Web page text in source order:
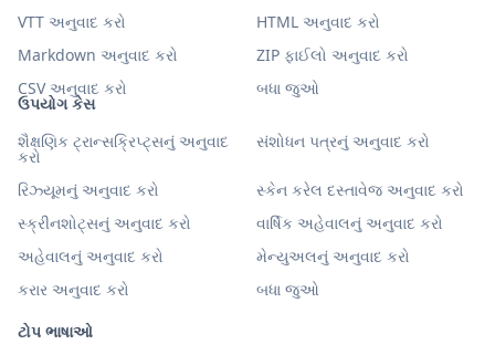
ઉપયોગ કેસ
શૈક્ષણિક ટ્રાન્સક્રિપ્ટ્સનું અનુવાદ
કરો
સંશોધન પત્રનું અનુવાદ કરો
રિઝ્યૂમનું અનુવાદ કરો
સ્કેન કરેલ દસ્તાવેજ અનુવાદ કરો
સ્ક્રીનશોટ્સનું અનુવાદ કરો
વાર્ષિક અહેવાલનું અનુવાદ કરો
અહેવાલનું અનુવાદ કરો
મેન્યુઅલનું અનુવાદ કરો
કરાર અનુવાદ કરો
બધા જુઓ
ટોપ ભાષાઓ
VTT અનુવાદ કરો
HTML અનુવાદ કરો
Markdown અનુવાદ કરો
ZIP ફાઈલો અનુવાદ કરો
CSV અનુવાદ કરો
બધા જુઓ